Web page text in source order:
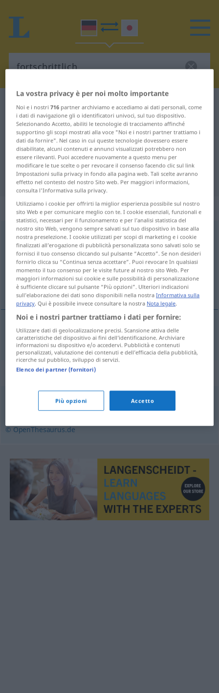
Dizionario Tedesco-Giapponese fortschrittlich
Traduzione Tedesco-Giapponese
per "fortschrittlich"
"fortschrittlich" traduzione
Giapponese
„fortschrittlich“
fortschrittlich
Panoramica di tutte le traduzion
(Fai clic sulla/Tocca traduzione per maggiori dettagli)
進歩的 な
進歩的(な)[shinpo-teki (na)] fortschrittlich
Sinonimi per "fortschrittlich"
modern,neu,heutig
© OpenThesaurus.de
La vostra privacy è per noi molto importante
Noi e i nostri716 partner archiviamo e accediamo ai dati personali, come
i dati di navigazione gli o identificatori univoci, sul tuo dispositivo.
Selezionando Accetto, abiliti le tecnologie di tracciamento affinché
supportino gli scopi mostrati alla voce "Noi e i nostri partner trattiamo i
dati da fornire". Nel caso in cui queste tecnologie dovessero essere
disabilitate, alcuni contenuti e annunci visualizzati potrebbero non
essere rilevanti. Puoi accedere nuovamente a questo menu per
modificare le tue scelte o per revocare il consenso facendo clic sul link
Impostazioni sulla privacy in fondo alla pagina web. Tali scelte avranno
effetto nel contesto del nostro Sito web. Per maggiori informazioni,
consulta l'Informativa sulla privacy.
Utilizziamo i cookie per offrirti la miglior esperienza possibile sul nostro
sito Web e per comunicare meglio con te. I cookie essenziali, funzionali e
statistici, necessari per il funzionamento e per l’analisi statistica del
nostro sito Web, vengono sempre salvati sul tuo dispositivo in base alla
nostra preselezione. I cookie utilizzati per scopi di marketing e i cookie
finalizzati all’erogazione di pubblicità personalizzata sono salvati solo se
fornisci il tuo consenso cliccando sul pulsante “Accetto”. Se non desideri
fornirlo clicca su “Continua senza accettare”. Puoi revocare In qualsiasi
momento il tuo consenso per le visite future al nostro sito Web. Per
maggiori informazioni sui cookie e sulle possibilità di personalizzazione
è sufficiente cliccare sul pulsante “Più opzioni”. Ulteriori indicazioni
sull’elaborazione dei dati sono disponibili nella nostraInformativa sulla
privacy. Qui è possibile invece consultare la nostra Nota legale.
Noi e i nostri partner trattiamo i dati per fornire:
Utilizzare dati di geolocalizzazione precisi. Scansione attiva delle
caratteristiche del dispositivo ai fini dell’identificazione. Archiviare
informazioni su dispositivo e/o accedervi. Pubblicità e contenuti
personalizzati, valutazione dei contenuti e dell’efficacia della pubblicità,
ricerche sul pubblico, sviluppo di servizi.
Elenco dei partner (fornitori)
Più opzioni Accetto